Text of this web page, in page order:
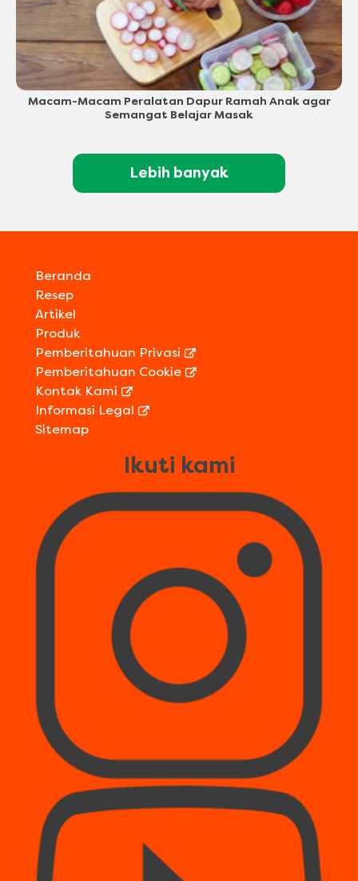
Macam-Macam Peralatan Dapur Ramah Anak agar
Semangat Belajar Masak
Lebih banyak
Beranda
Resep
Artikel
Produk
Pemberitahuan Privasi
Pemberitahuan Cookie
Kontak Kami
Informasi Legal
Sitemap
Ikuti kami